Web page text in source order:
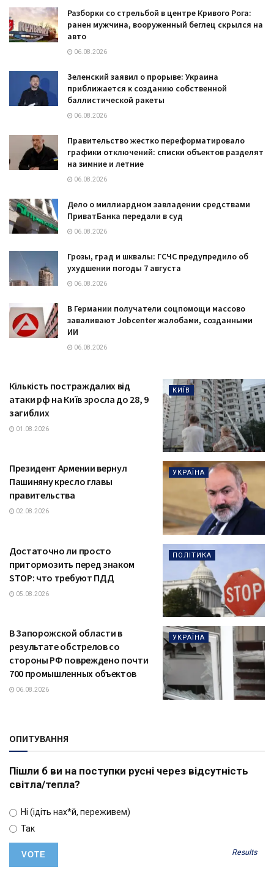
Разборки со стрельбой в центре Кривого Рога:
ранен мужчина, вооруженный беглец скрылся на
авто
06.08.2026
Зеленский заявил о прорыве: Украина
приближается к созданию собственной
баллистической ракеты
06.08.2026
Правительство жестко переформатировало
графики отключений: списки объектов разделят
на зимние и летние
06.08.2026
Дело о миллиардном завладении средствами
ПриватБанка передали в суд
06.08.2026
Грозы, град и шквалы: ГСЧС предупредило об
ухудшении погоды 7 августа
06.08.2026
В Германии получатели соцпомощи массово
заваливают Jobcenter жалобами, созданными
ИИ
06.08.2026
КИЇВ
Кількість постраждалих від
атаки рф на Київ зросла до 28, 9
загиблих
01.08.2026
УКРАЇНА
Президент Армении вернул
Пашиняну кресло главы
правительства
02.08.2026
ПОЛІТИКА
Достаточно ли просто
притормозить перед знаком
STOP: что требуют ПДД
05.08.2026
УКРАЇНА
В Запорожской области в
результате обстрелов со
стороны РФ повреждено почти
700 промышленных объектов
06.08.2026
ОПИТУВАННЯ
Пішли б ви на поступки русні через відсутність
світла/тепла?
Ні (ідіть нах*й, переживем)
Так
Results